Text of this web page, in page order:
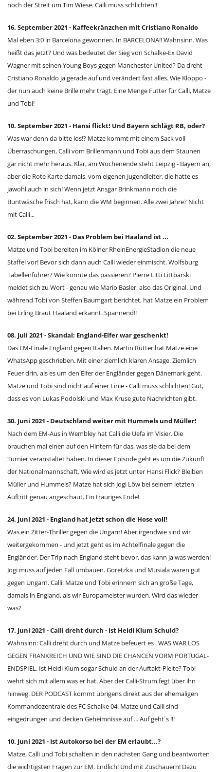
noch der Streit um Tim Wiese. Calli muss schlichten!!
16. September 2021 - Kaffeekränzchen mit Cristiano Ronaldo
Mal eben 3:0 in Barcelona gewonnen. In BARCELONA!! Wahnsinn. Was
heißt das jetzt? Und was bedeutet der Sieg von Schalke-Ex David
Wagner mit seinen Young Boys gegen Manchester United? Da dreht
Cristiano Ronaldo ja gerade auf und verändert fast alles. Wie Kloppo -
der nun auch keine Brille mehr trägt. Eine Menge Futter für Calli, Matze
und Tobi!
10. September 2021 - Hansi flickt! Und Bayern schlägt RB, oder?
Was war denn da bitte los!? Matze kommt mit einem Sack voll
Überraschungen, Calli vom Brillenmann und Tobi aus dem Staunen
gar nicht mehr heraus. Klar, am Wochenende steht Leipzig - Bayern an,
aber die Rote Karte damals, vom eigenen Jugendleiter, die hatte es
jawohl auch in sich! Wenn jetzt Ansgar Brinkmann noch die
Buntwäsche frisch hat, kann die WM beginnen. Alle zwei Jahre? Nicht
mit Calli...
02. September 2021 - Das Problem bei Haaland ist ...
Matze und Tobi bereiten im Kölner RheinEnergieStadion die neue
Staffel vor! Bevor sich dann auch Calli wieder einmischt. Wolfsburg
Tabellenführer? Wie konnte das passieren? Pierre Litti Littbarski
meldet sich zu Wort - genau wie Mario Basler, also das Original. Und
während Tobi von Steffen Baumgart berichtet, hat Matze ein Problem
bei Erling Braut Haaland erkannt. Spannend!!
08. Juli 2021 - Skandal: England-Elfer war geschenkt!
Das EM-Finale England gegen Italien. Martin Rütter hat Matze eine
WhatsApp geschrieben. Mit einer ziemlich klaren Ansage. Ziemlich
Feuer drin, als es um den Elfer der Engländer gegen Dänemark geht.
Matze und Tobi sind nicht auf einer Linie - Calli muss schlichten! Gut,
dass es von Lukas Podolski und Max Kruse gute Nachrichten gibt.
30. Juni 2021 - Deutschland weiter mit Hummels und Müller!
Nach dem EM-Aus in Wembley hat Calli die Uefa im Visier. Die
brauchen mal einen auf den Hintern für das, was sie da bei dem
Turnier veranstaltet haben. In dieser Episode geht es um die Zukunft
der Nationalmannschaft. Wie wird es jetzt unter Hansi Flick? Bleiben
Müller und Hummels? Matze hat sich Jogi Löw bei seinem letzten
Auftritt genau angeschaut. Ein trauriges Ende!
24. Juni 2021 - England hat jetzt schon die Hose voll!
Was ein Zitter-Thriller gegen die Ungarn! Aber irgendwie sind wir
weitergekommen - und jetzt geht es im Achtelfinale gegen die
Engländer. Der Trip nach England steht bevor, das kann ja was werden!
Jogi muss auf jeden Fall umbauen. Goretzka und Musiala waren gut
gegen Ungarn. Calli, Matze und Tobi erinnern sich an große Tage,
damals in England, als wir Europameister wurden. Wird das wieder
was?
17. Juni 2021 - Calli dreht durch - ist Heidi Klum Schuld?
Wahnsinn: Calli dreht durch und Matze befeuert es . WAS WAR LOS
GEGEN FRANKREICH UND WIE SIND DIE CHANCEN VORM PORTUGAL-
ENDSPIEL. Ist Heidi Klum sogar Schuld an der Auftakt-Pleite? Tobi
wehrt sich mit allem was er hat. Aber der Calli-Strum fegt über ihn
hinweg. DER PODCAST kommt übrigens direkt aus der ehemaligen
Kommandozentrale des FC Schalke 04. Matze und Calli sind
eingedrungen und decken Geheimnisse auf ... Auf geht´s !!!
10. Juni 2021 - Ist Autokorso bei der EM erlaubt...?
Matze, Calli und Tobi schalten in den nächsten Gang und beantworten
die wichtigsten Fragen zur EM. Endlich! Und mit Zuschauern! Dazu